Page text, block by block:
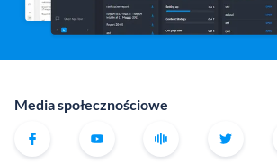
Media społecznościowe